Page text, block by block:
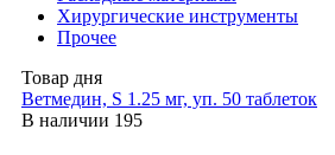
Хирургические инструменты
Прочее
Товар дня
Ветмедин, S 1.25 мг, уп. 50 таблеток
В наличии 195